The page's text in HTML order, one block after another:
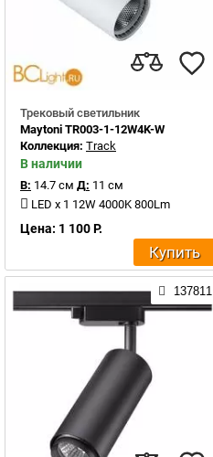
Трековый светильник
Maytoni TR003-1-12W4K-W
Коллекция: Track
В наличии
В: 14.7 см Д: 11 см
LED x 1 12W 4000K 800Lm
Цена: 1 100 Р.
Купить
137811